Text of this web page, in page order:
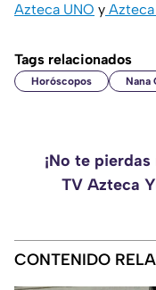
Azteca UNO y
Tags relacionados
Horóscopos Nana
¡No te
TV Azteca
CONTENIDO